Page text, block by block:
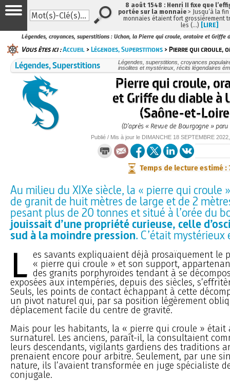
Légendes, croyances, superstitions : Uchon, la Pierre qui croule, oratoire et Griffe
Vous êtes ici :Accueil >Légendes, Superstitions > Pierre qui croule,
Légendes, Superstitions
Légendes, superstitions, croyances
insolites et mystérieux, récits légendaires
Pierre qui croule,
et Griffe du diable à
(Saône-et-
(D’après « Revue de Bourgogne » paru
Publié / Mis à jour le DIMANCHE 18 SEPTEMBRE 2022
Temps de lecture estimé :
Au milieu du XIXe siècle, la « pierre qui croule
de granit de huit mètres de large et de 2
pesant plus de 20 tonnes et situé à l’orée du
jouissait d’une propriété curieuse, celle
sud à la moindre pression. C’était
L es savants expliquaient déjà prosaïquement le
« pierre qui croule » et son support,
des granits porphyroïdes tendant à se
exposées aux intempéries, depuis des siècles,
Seuls, les points de contact échappant à cette
un pivot naturel qui, par sa position légèrement
déplacement facile du centre de gravité.
Mais pour les habitants, la « pierre qui croule » était
surnaturel. Les anciens, paraît-il, la consultaient
leurs descendants, vigilants gardiens des traditions
prenaient encore pour arbitre. Seulement, par une
nature, ils l’avaient transformée en juge spécialiste
conjugale.
8 août 1548 : Henri II fixe que
portée sur la monnaie > Jusqu’à la
monnaies étaient fort grossièrement
les (…) [LIRE]